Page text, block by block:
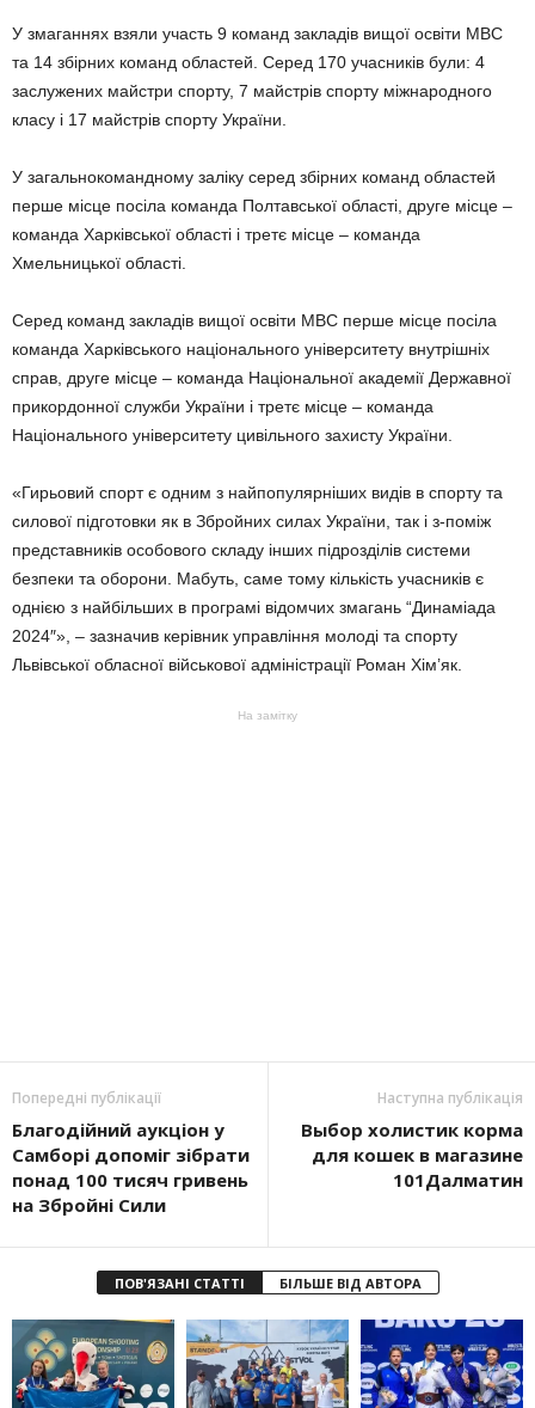
У змаганнях взяли участь 9 команд закладів вищої освіти МВС
та 14 збірних команд областей. Серед 170 учасників були: 4
заслужених майстри спорту, 7 майстрів спорту міжнародного
класу і 17 майстрів спорту України.
У загальнокомандному заліку серед збірних команд областей
перше місце посіла команда Полтавської області, друге місце –
команда Харківської області і третє місце – команда
Хмельницької області.
Серед команд закладів вищої освіти МВС перше місце посіла
команда Харківського національного університету внутрішніх
справ, друге місце – команда Національної академії Державної
прикордонної служби України і третє місце – команда
Національного університету цивільного захисту України.
«Гирьовий спорт є одним з найпопулярніших видів в спорту та
силової підготовки як в Збройних силах України, так і з-поміж
представників особового складу інших підрозділів системи
безпеки та оборони. Мабуть, саме тому кількість учасників є
однією з найбільших в програмі відомчих змагань “Динаміада
2024″», – зазначив керівник управління молоді та спорту
Львівської обласної військової адміністрації Роман Хім’як.
На замітку
Попередні публікації
Благодійний аукціон у
Самборі допоміг зібрати
понад 100 тисяч гривень
на Збройні Сили
Наступна публікація
Выбор холистик корма
для кошек в магазине
101Далматин
ПОВ'ЯЗАНІ СТАТТІ БІЛЬШЕ ВІД АВТОРА